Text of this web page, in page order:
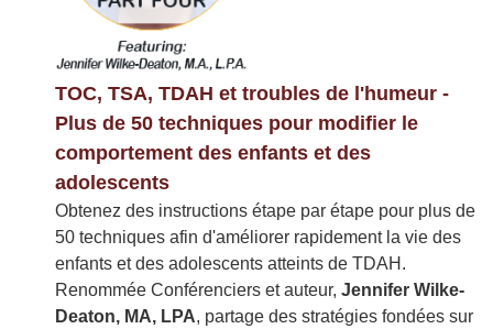
TOC, TSA, TDAH et troubles de l'humeur -
Plus de 50 techniques pour modifier le
comportement des enfants et des
adolescents
Obtenez des instructions étape par étape pour plus de
50 techniques afin d'améliorer rapidement la vie des
enfants et des adolescents atteints de TDAH.
Renommée Conférenciers et auteur, Jennifer Wilke-
Deaton, MA, LPA, partage des stratégies fondées sur